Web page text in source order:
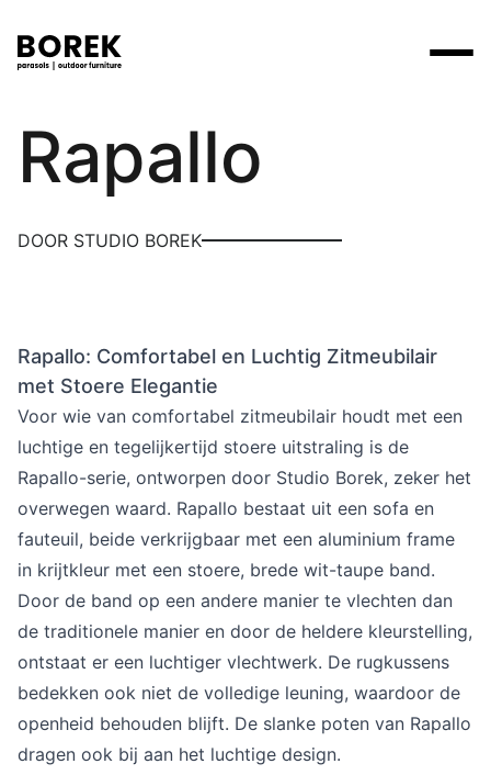
Producten
Parasols
Stoelen
Ligbedden
Overig
Deals
Collecties
Merken
Yoi
VerkooppuntenVerkooppunten zoeken
Prijscatalogi
Flagship stores
Contact
3D modellen
Support
Nieuws
Events
Zoek
Borek
Rapallo
DOOR STUDIO BOREK
Rapallo: Comfortabel en Luchtig Zitmeubilair
met Stoere Elegantie
Voor wie van comfortabel zitmeubilair houdt met een
luchtige en tegelijkertijd stoere uitstraling is de
Rapallo-serie, ontworpen door Studio Borek, zeker het
overwegen waard. Rapallo bestaat uit een sofa en
fauteuil, beide verkrijgbaar met een aluminium frame
in krijtkleur met een stoere, brede wit-taupe band.
Door de band op een andere manier te vlechten dan
de traditionele manier en door de heldere kleurstelling,
ontstaat er een luchtiger vlechtwerk. De rugkussens
bedekken ook niet de volledige leuning, waardoor de
openheid behouden blijft. De slanke poten van Rapallo
dragen ook bij aan het luchtige design.